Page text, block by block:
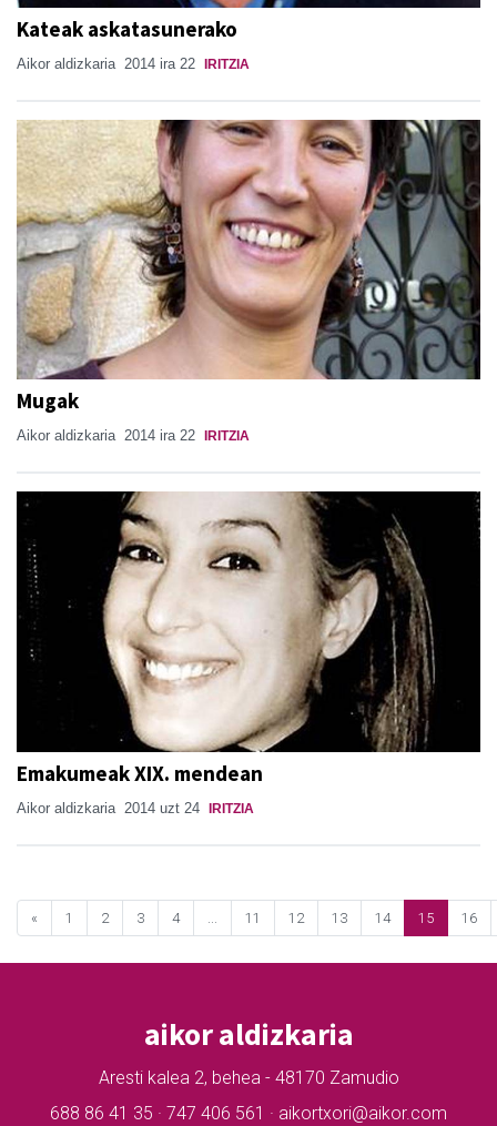
Kateak askatasunerako
Aikor aldizkaria 2014 ira 22 IRITZIA
Mugak
Aikor aldizkaria 2014 ira 22 IRITZIA
Emakumeak XIX. mendean
Aikor aldizkaria 2014 uzt 24 IRITZIA
« 1 2 3 4 ... 11 12 13 14 15 16
aikor aldizkaria
Aresti kalea 2, behea - 48170 Zamudio
688 86 41 35 · 747 406 561 · aikortxori@aikor.com